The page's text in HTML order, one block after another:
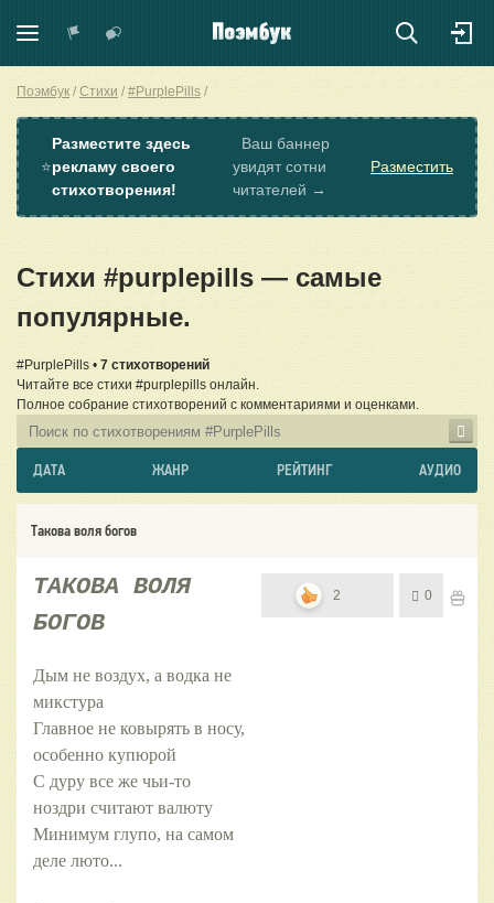
Поэмбук Стихи #PurplePills
⭐
Разместите здесь
рекламу своего
стихотворения!
Ваш баннер
увидят сотни
читателей →
Разместить
Стихи #purplepills — самые
популярные.
#PurplePills • 7 стихотворений
Читайте все стихи #purplepills онлайн.
Полное собрание стихотворений с комментариями и оценками.
ДАТА ЖАНР РЕЙТИНГ АУДИО
Такова воля богов
ТАКОВА ВОЛЯ
БОГОВ
Дым не воздух, а водка не
микстура
Главное не ковырять в носу,
особенно купюрой
С дуру все же чьи-то
ноздри считают валюту
Минимум глупо, на самом
деле люто...
2 0